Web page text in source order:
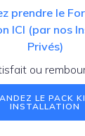
prendre le
ICI (par nos
Privés)
ou
LE PACK
INSTALLATION